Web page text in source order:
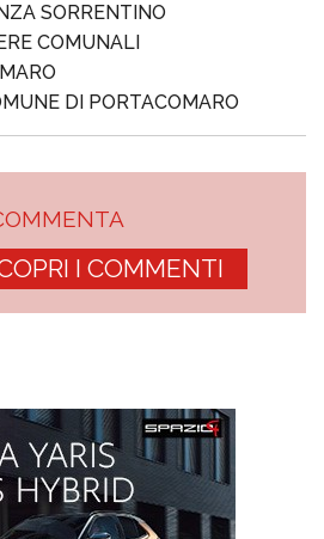
SORRENTINO
COMUNALI
DI PORTACOMARO
I COMMENTI